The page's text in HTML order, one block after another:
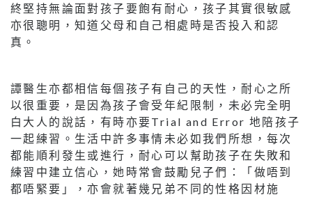
終堅持無論面對孩子要飽有耐心，孩子其實很敏感
亦很聰明，知道父母和自己相處時是否投入和認
真。
譚醫生亦都相信每個孩子有自己的天性，耐心之所
以很重要，是因為孩子會受年紀限制，未必完全明
白大人的說話，有時亦要Trial and Error 地陪孩子
一起練習。生活中許多事情未必如我們所想，每次
都能順利發生或進行，耐心可以幫助孩子在失敗和
練習中建立信心，她時常會鼓勵兒子們：「做唔到
都唔緊要」，亦會就著幾兄弟不同的性格因材施